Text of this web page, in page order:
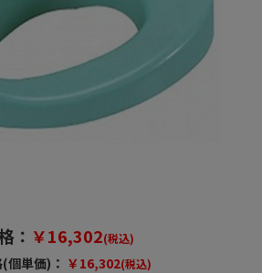
： ￥16,302(税込)
単価)： ￥16,302(税込)